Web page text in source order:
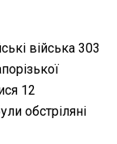
війська 303
12
обстріляні